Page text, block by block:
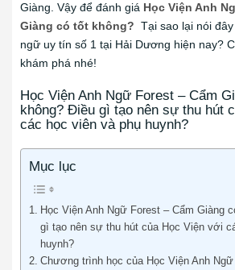
Giàng. Vậy để đánh giá Học Viện Anh
Giàng có tốt không? Tại sao lại nói
ngữ uy tín số 1 tại Hải Dương hiện nay?
khám phá nhé!
Học Viện Anh Ngữ Forest – Cẩm
không? Điều gì tạo nên sự thu hút
các học viên và phụ huynh?
Mục lục
Học Viện Anh Ngữ Forest – Cẩm Giàng
gì tạo nên sự thu hút của Học Viện với
huynh?
Chương trình học của Học Viện Anh